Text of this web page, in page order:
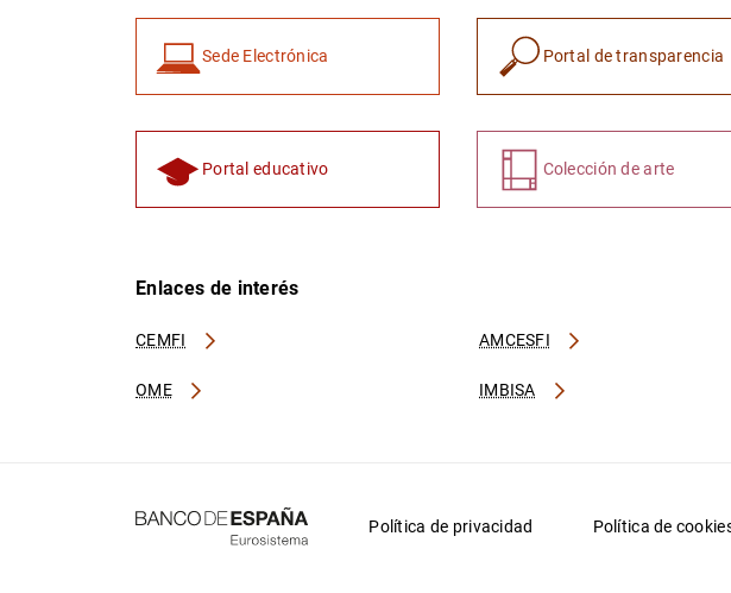
Sede Electrónica Portal de transparencia
Portal educativo Colección de arte
Enlaces de interés
CEMFI AMCESFI
OME IMBISA
Política de privacidad Política de